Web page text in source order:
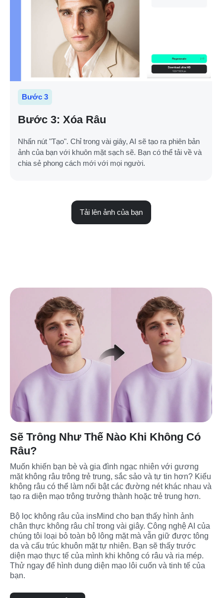
Bước 3
Bước 3: Xóa Râu
Nhấn nút "Tạo". Chỉ trong vài giây, AI sẽ tạo ra phiên bản
ảnh của bạn với khuôn mặt sạch sẽ. Bạn có thể tải về và
chia sẻ phong cách mới với mọi người.
Tải lên ảnh của bạn
Sẽ Trông Như Thế Nào Khi Không Có
Râu?
Muốn khiến bạn bè và gia đình ngạc nhiên với gương
mặt không râu trông trẻ trung, sắc sảo và tự tin hơn? Kiểu
không râu có thể làm nổi bật các đường nét khác nhau và
tạo ra diện mạo trông trưởng thành hoặc trẻ trung hơn.
Bộ lọc không râu của insMind cho bạn thấy hình ảnh
chân thực không râu chỉ trong vài giây. Công nghệ AI của
chúng tôi loại bỏ toàn bộ lông mặt mà vẫn giữ được tông
da và cấu trúc khuôn mặt tự nhiên. Bạn sẽ thấy trước
diện mạo thực tế của mình khi không có râu và ria mép.
Thử ngay để hình dung diện mạo lôi cuốn và tinh tế của
bạn.